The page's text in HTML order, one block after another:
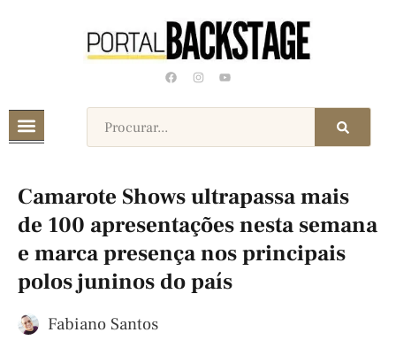
Camarote Shows ultrapassa mais
de 100 apresentações nesta semana
e marca presença nos principais
polos juninos do país
Fabiano Santos